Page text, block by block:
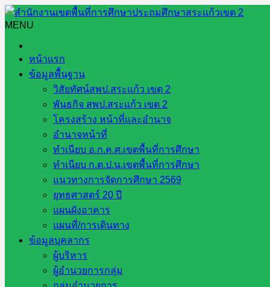
Skip
to
content
MENU
หน้าแรก
ข้อมูลพื้นฐาน
วิสัยทัศน์สพป.สระแก้ว เขต 2
พันธกิจ สพป.สระแก้ว เขต 2
โครงสร้าง หน้าที่และอำนาจ
อำนาจหน้าที่
ทำเนียบ อ.ก.ค.ศ.เขตพื้นที่การศึกษา
ทำเนียบ ก.ต.ป.น.เขตพื้นที่การศึกษา
แนวทางการจัดการศึกษา 2569
ยุทธศาสตร์ 20 ปี
แผนผังอาคาร
แผนที่/การเดินทาง
ข้อมูลบุคลากร
ผู้บริหาร
ผู้อำนวยการกลุ่ม
Search
Banthaisamart Banthaisamart
กิจกรรมปลูกกล้วยคนละหน่อ
กรกฎาคม 5, 2022กรกฎาคม 5, 2022
กิจกรรมปลูกกล้วยคนละหน่อ อยู่อย่างพอเพียง นำโดย นางอุมา